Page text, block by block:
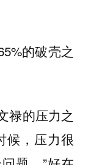
的破壳之
禄的压力之
候，压力很